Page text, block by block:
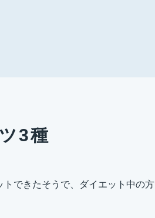
3種
できたそうで、ダイエット中の方